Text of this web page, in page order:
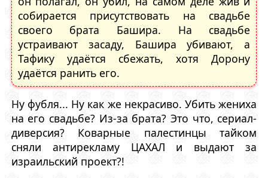
собирается присутствовать на свадьбе
своего брата Башира. На свадьбе
устраивают засаду, Башира убивают, а
Тафику удаётся сбежать, хотя Дорону
удаётся ранить его.
Ну фубля... Ну как же некрасиво. Убить жениха
на его свадьбе? Из-за брата? Это что, сериал-
диверсия? Коварные палестинцы тайком
сняли антирекламу ЦАХАЛ и выдают за
израильский проект?!